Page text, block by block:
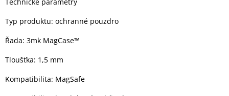
Technické parametry
Typ produktu: ochranné pouzdro
Řada: 3mk MagCase™
Tloušťka: 1,5 mm
Kompatibilita: MagSafe